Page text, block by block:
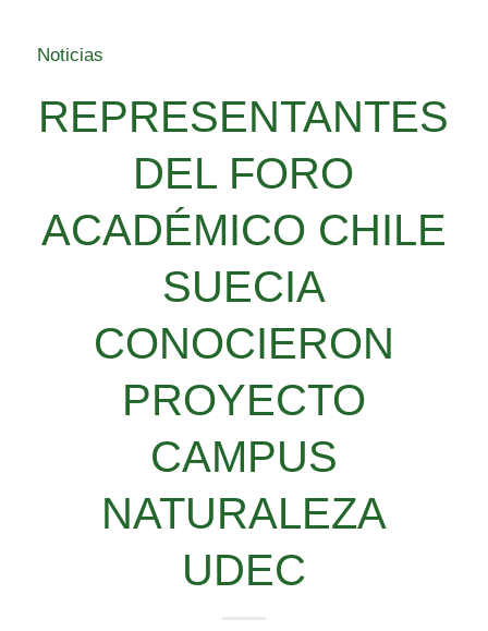
Noticias
REPRESENTANTES
DEL FORO
ACADÉMICO CHILE
SUECIA
CONOCIERON
PROYECTO
CAMPUS
NATURALEZA
UDEC